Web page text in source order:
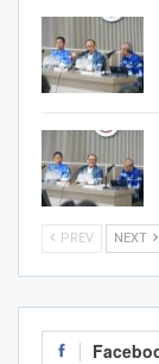
PREV NEXT